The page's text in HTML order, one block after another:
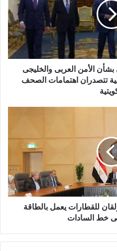
الأمن العربى والخليجى
تتصدران اهتمامات الصحف
للقطارات يعمل بالطاقة
خط السادات